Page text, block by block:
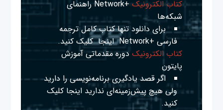
کتاب الکترونیک
+Network راهنمای
شبکه‌ها
برای دانلود تنها کتاب کامل ترجمه
فارسی +Network
اینجا کلیک کنید.
کتاب الکترونیک دوره مقدماتی آموزش
پایتون
اگر قصد یادگیری برنامه‌نویسی را دارید
ولی هیچ پیش‌زمینه‌ای نداریداینجا کلیک
کنید.